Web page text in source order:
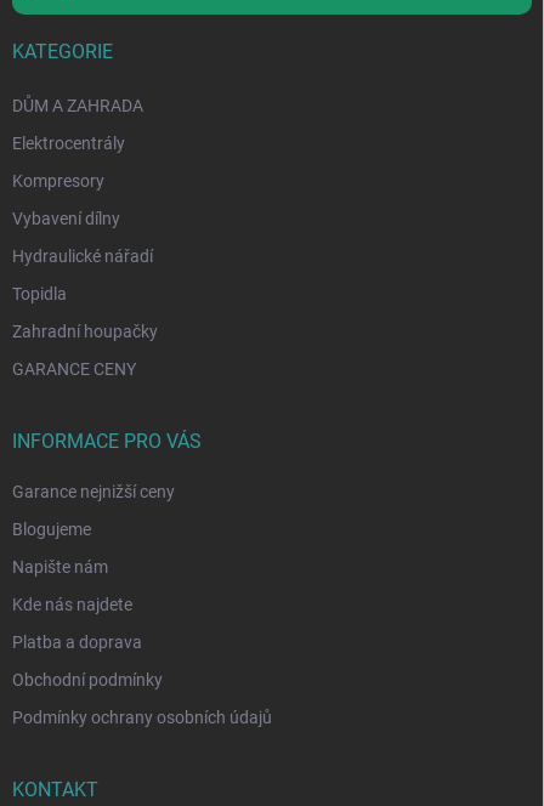
KATEGORIE
DŮM A ZAHRADA
Elektrocentrály
Kompresory
Vybavení dílny
Hydraulické nářadí
Topidla
Zahradní houpačky
GARANCE CENY
INFORMACE PRO VÁS
Garance nejnižší ceny
Blogujeme
Napište nám
Kde nás najdete
Platba a doprava
Obchodní podmínky
Podmínky ochrany osobních údajů
KONTAKT